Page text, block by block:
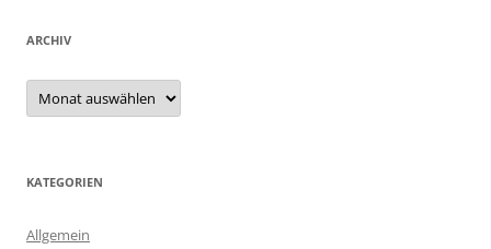
ARCHIV
Archiv
KATEGORIEN
Allgemein